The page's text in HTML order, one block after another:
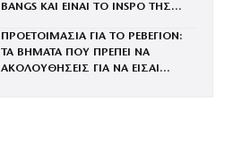
BANGS ΚΑΙ ΕΙΝΑΙ ΤΟ INSPO ΤΗΣ
ΠΡΟΕΤΟΙΜΑΣΙΑ ΓΙΑ ΤΟ ΡΕΒΕΓΙΟΝ:
ΤΑ ΒΗΜΑΤΑ ΠΟΥ ΠΡΕΠΕΙ ΝΑ
ΑΚΟΛΟΥΘΗΣΕΙΣ ΓΙΑ ΝΑ ΕΙΣΑΙ